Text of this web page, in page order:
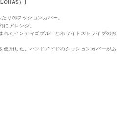
）】
りのクッションカバー。
にアレンジ。
れたインディゴブルーとホワイトストライプのお
使用した、ハンドメイドのクッションカバーがあ